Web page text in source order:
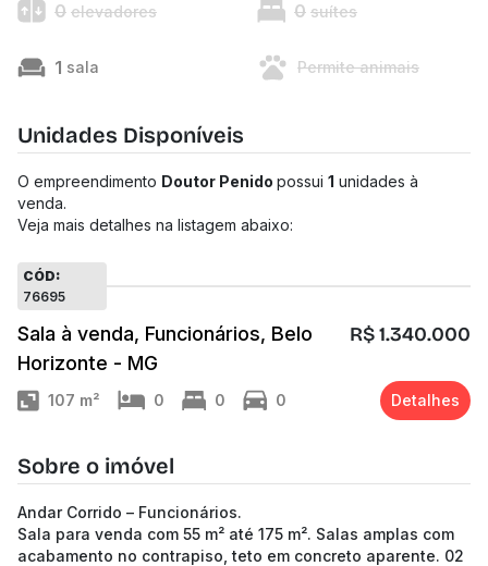
0 elevadores 0 suítes
1 sala Permite animais
Unidades Disponíveis
O empreendimento Doutor Penido possui 1 unidades à
venda.
Veja mais detalhes na listagem abaixo:
CÓD:
76695
Sala à venda, Funcionários, Belo
Horizonte - MG
R$ 1.340.000
107 m² 0 0 0 Detalhes
Sobre o imóvel
Andar Corrido – Funcionários.
Sala para venda com 55 m² até 175 m². Salas amplas com
acabamento no contrapiso, teto em concreto aparente. 02